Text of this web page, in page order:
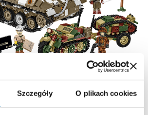
Szczegóły O plikach cookies
z nazwą modelu, skalą oraz
edycji.